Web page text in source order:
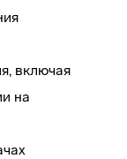
включая
на